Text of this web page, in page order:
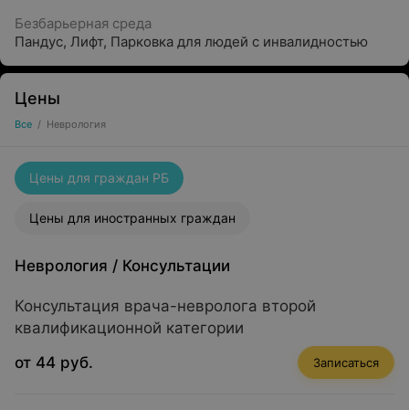
Безбарьерная среда
Пандус, Лифт, Парковка для людей с инвалидностью
Цены
Все / Неврология
Цены для граждан РБ
Цены для иностранных граждан
Неврология / Консультации
Консультация врача-невролога второй
квалификационной категории
от 44 руб.
Записаться